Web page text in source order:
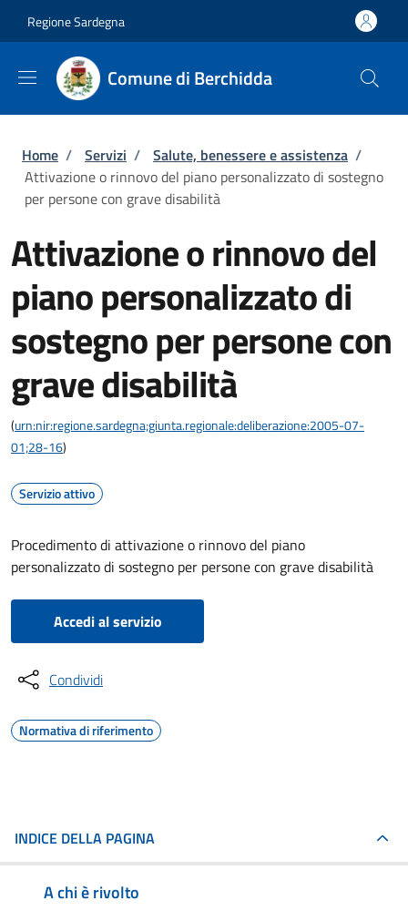
Regione Sardegna
Comune di Berchidda
Briciole di pane
Home / Servizi / Salute, benessere e assistenza /
Attivazione o rinnovo del piano personalizzato di sostegno
per persone con grave disabilità
Attivazione o rinnovo del
piano personalizzato di
sostegno per persone con
grave disabilità
(urn:nir:regione.sardegna;giunta.regionale:deliberazione:2005-07-
01;28-16)
Servizio attivo
Procedimento di attivazione o rinnovo del piano
personalizzato di sostegno per persone con grave disabilità
Accedi al servizio
Condividi
Normativa di riferimento
INDICE DELLA PAGINA
A chi è rivolto